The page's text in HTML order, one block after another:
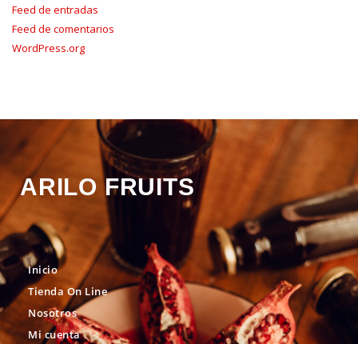
Feed de entradas
Feed de comentarios
WordPress.org
ARILO FRUITS
Inicio
Tienda On Line
Nosotros
Mi cuenta